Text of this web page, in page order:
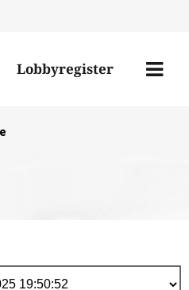
Lobbyregister
Menü